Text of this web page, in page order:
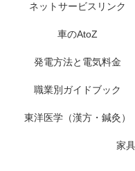
ネットサービスリンク
車のAtoZ
発電方法と電気料金
職業別ガイドブック
東洋医学（漢方・鍼灸）
家